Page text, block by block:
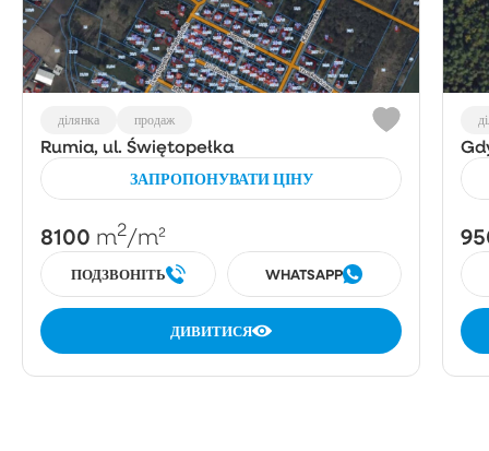
ділянка продаж
Rumia, ul. Świętopełka
ЗАПРОПОНУВАТИ ЦІНУ
8100 m2/m²
ПОДЗВОНІТЬ WHATSAPP
ДИВИТИСЯ